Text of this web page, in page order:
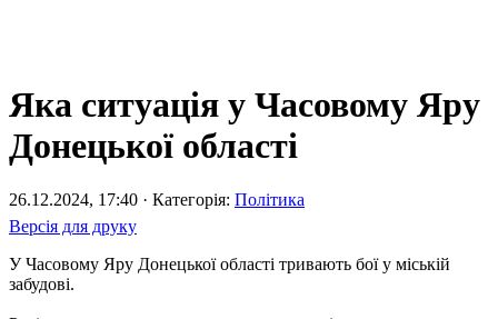
Яка ситуація у Часовому Яру
Донецької області
26.12.2024, 17:40 · Категорія: Політика
Версія для друку
У Часовому Яру Донецької області тривають бої у міській
забудові.